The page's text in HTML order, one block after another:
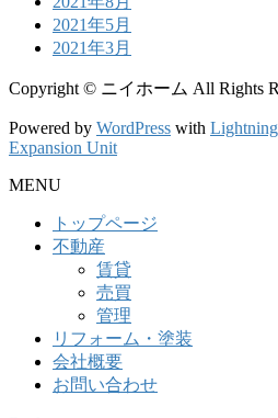
2021年5月
2021年3月
Copyright © ニイホーム All Rights
Powered by WordPress with
Expansion Unit
MENU
トップページ
不動産
賃貸
売買
管理
リフォーム・塗装
会社概要
お問い合わせ